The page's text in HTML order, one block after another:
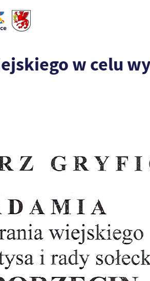
w celu